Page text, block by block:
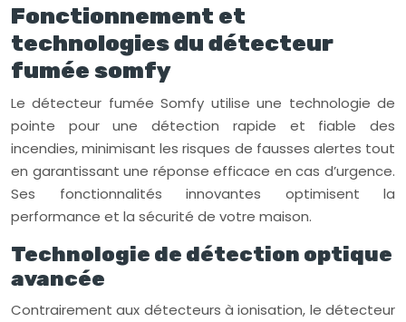
Fonctionnement et
technologies du détecteur
fumée somfy
Le détecteur fumée Somfy utilise une technologie de
pointe pour une détection rapide et fiable des
incendies, minimisant les risques de fausses alertes tout
en garantissant une réponse efficace en cas d’urgence.
Ses fonctionnalités innovantes optimisent la
performance et la sécurité de votre maison.
Technologie de détection optique
avancée
Contrairement aux détecteurs à ionisation, le détecteur